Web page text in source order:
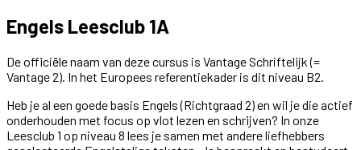
Engels Leesclub 1A
De officiële naam van deze cursus is Vantage Schriftelijk (=
Vantage 2). In het Europees referentiekader is dit niveau B2.
Heb je al een goede basis Engels (Richtgraad 2) en wil je die actief
onderhouden met focus op vlot lezen en schrijven? In onze
Leesclub 1 op niveau 8 lees je samen met andere liefhebbers